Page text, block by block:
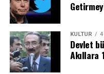
KÜLTÜR
Devlet
Akıllara